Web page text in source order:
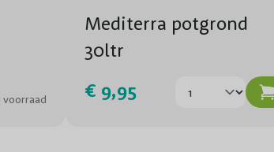
voorraad
Mediterra potgrond
30ltr
€ 9,95